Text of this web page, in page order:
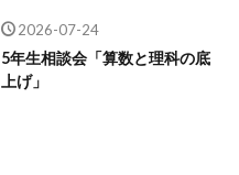
2026-07-24
5年生相談会「算数と理科の底
上げ」